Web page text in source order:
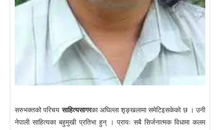
सरुभक्तको परिचयसाहित्यसागरका अघिल्ला शृङ्खलामा समेटिइसकेको छ । उनी
नेपाली साहित्यका बहुमुखी प्रतिभा हुन् । प्रायः सबै सिर्जनात्मक विधामा कलम